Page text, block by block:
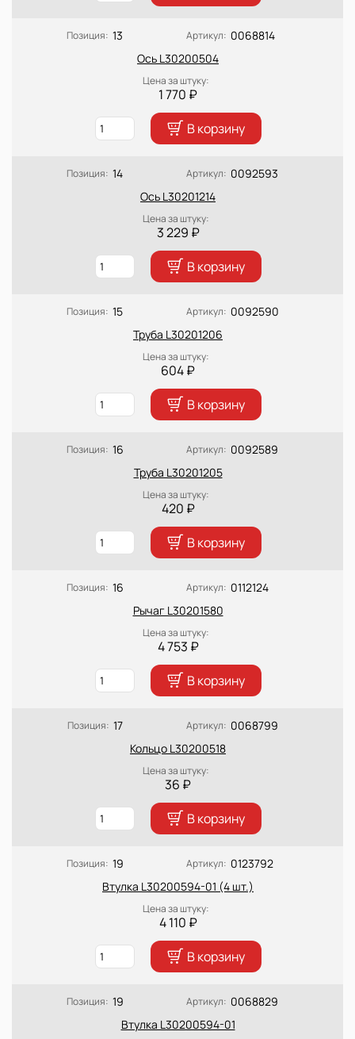
Позиция: 13 Артикул: 0068814
Ось L30200504
Цена за штуку:
1 770 ₽
В корзину
Позиция: 14 Артикул: 0092593
Ось L30201214
Цена за штуку:
3 229 ₽
В корзину
Позиция: 15 Артикул: 0092590
Труба L30201206
Цена за штуку:
604 ₽
В корзину
Позиция: 16 Артикул: 0092589
Труба L30201205
Цена за штуку:
420 ₽
В корзину
Позиция: 16 Артикул: 0112124
Рычаг L30201580
Цена за штуку:
4 753 ₽
В корзину
Позиция: 17 Артикул: 0068799
Кольцо L30200518
Цена за штуку:
36 ₽
В корзину
Позиция: 19 Артикул: 0123792
Втулка L30200594-01 (4 шт.)
Цена за штуку:
4 110 ₽
В корзину
Позиция: 19 Артикул: 0068829
Втулка L30200594-01